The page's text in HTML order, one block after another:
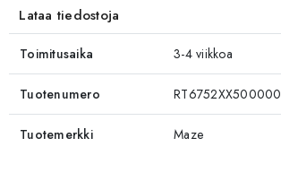
Lataa tiedostoja
Toimitusaika 3-4 viikkoa
Tuotenumero RT6752XX500000
Tuotemerkki Maze